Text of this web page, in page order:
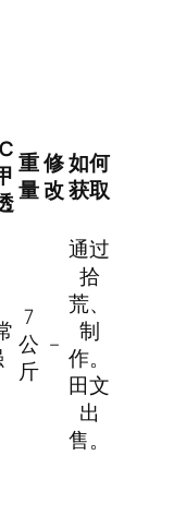
重
量
修
改
如何
获取
7
公
斤
–
通过
拾
荒、
制
作。
田文
出
售。